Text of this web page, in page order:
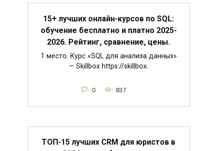
15+ лучших онлайн-курсов по SQL:
обучение бесплатно и платно 2025-
2026. Рейтинг, сравнение, цены.
1 место. Курс «SQL для анализа данных»
— Skillbox https://skillbox.
0 837
ТОП-15 лучших CRM для юристов в